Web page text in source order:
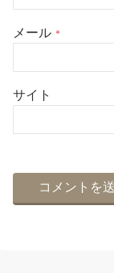
メール *
サイト